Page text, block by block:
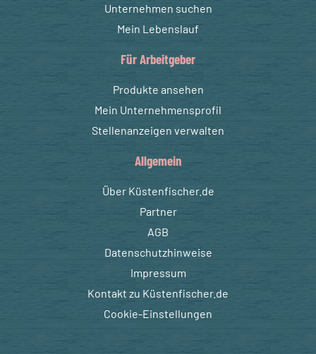
Unternehmen suchen
Mein Lebenslauf
Für Arbeitgeber
Produkte ansehen
Mein Unternehmensprofil
Stellenanzeigen verwalten
Allgemein
Über Küstenfischer.de
Partner
AGB
Datenschutzhinweise
Impressum
Kontakt zu Küstenfischer.de
Cookie-Einstellungen